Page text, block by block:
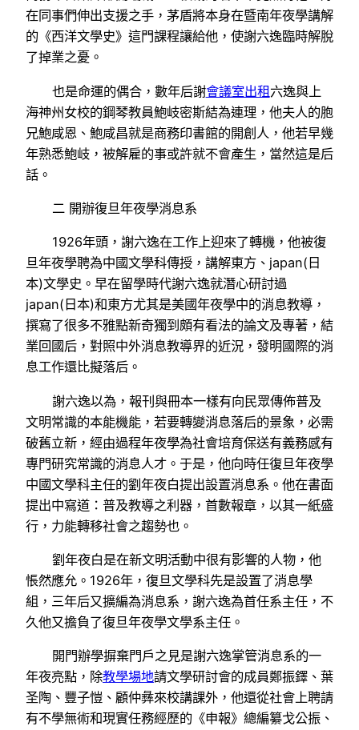
在同事們伸出支援之手，茅盾將本身在暨南年夜學講解
的《西洋文學史》這門課程讓給他，使謝六逸臨時解脫
了掉業之憂。
也是命運的偶合，數年后謝會議室出租六逸與上
海神州女校的鋼琴教員鮑岐密斯結為連理，他夫人的胞
兄鮑咸恩、鮑咸昌就是商務印書館的開創人，他若早幾
年熟悉鮑岐，被解雇的事或許就不會產生，當然這是后
話。
二 開辦復旦年夜學消息系
1926年頭，謝六逸在工作上迎來了轉機，他被復
旦年夜學聘為中國文學科傳授，講解東方、japan(日
本)文學史。早在留學時代謝六逸就潛心研討過
japan(日本)和東方尤其是美國年夜學中的消息教導，
撰寫了很多不雅點新奇獨到頗有看法的論文及專著，結
業回國后，對照中外消息教導界的近況，發明國際的消
息工作還比擬落后。
謝六逸以為，報刊與冊本一樣有向民眾傳佈普及
文明常識的本能機能，若要轉變消息落后的景象，必需
破舊立新，經由過程年夜學為社會培育保送有義務感有
專門研究常識的消息人才。于是，他向時任復旦年夜學
中國文學科主任的劉年夜白提出設置消息系。他在書面
提出中寫道：普及教導之利器，首數報章，以其一紙盛
行，力能轉移社會之趨勢也。
劉年夜白是在新文明活動中很有影響的人物，他
悵然應允。1926年，復旦文學科先是設置了消息學
組，三年后又擴編為消息系，謝六逸為首任系主任，不
久他又擔負了復旦年夜學文學系主任。
開門辦學摒棄門戶之見是謝六逸掌管消息系的一
年夜亮點，除教學場地請文學研討會的成員鄭振鐸、葉
圣陶、豐子愷、顧仲彝來校講課外，他還從社會上聘請
有不學無術和現實任務經歷的《申報》總編纂戈公振、